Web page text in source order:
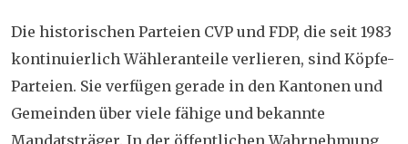
Die historischen Parteien CVP und FDP, die seit 1983
kontinuierlich Wähleranteile verlieren, sind Köpfe-
Parteien. Sie verfügen gerade in den Kantonen und
Gemeinden über viele fähige und bekannte
Mandatsträger. In der öffentlichen Wahrnehmung